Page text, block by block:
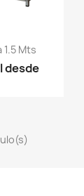
Mts
desde